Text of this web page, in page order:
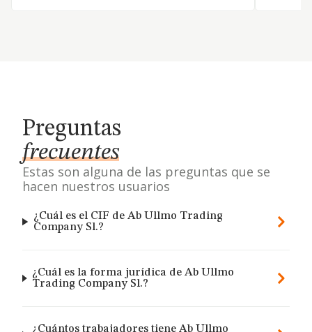
Preguntas
frecuentes
Estas son alguna de las preguntas que se
hacen nuestros usuarios
¿Cuál es el CIF de Ab Ullmo Trading
Company Sl.?
¿Cuál es la forma jurídica de Ab Ullmo
Trading Company Sl.?
¿Cuántos trabajadores tiene Ab Ullmo